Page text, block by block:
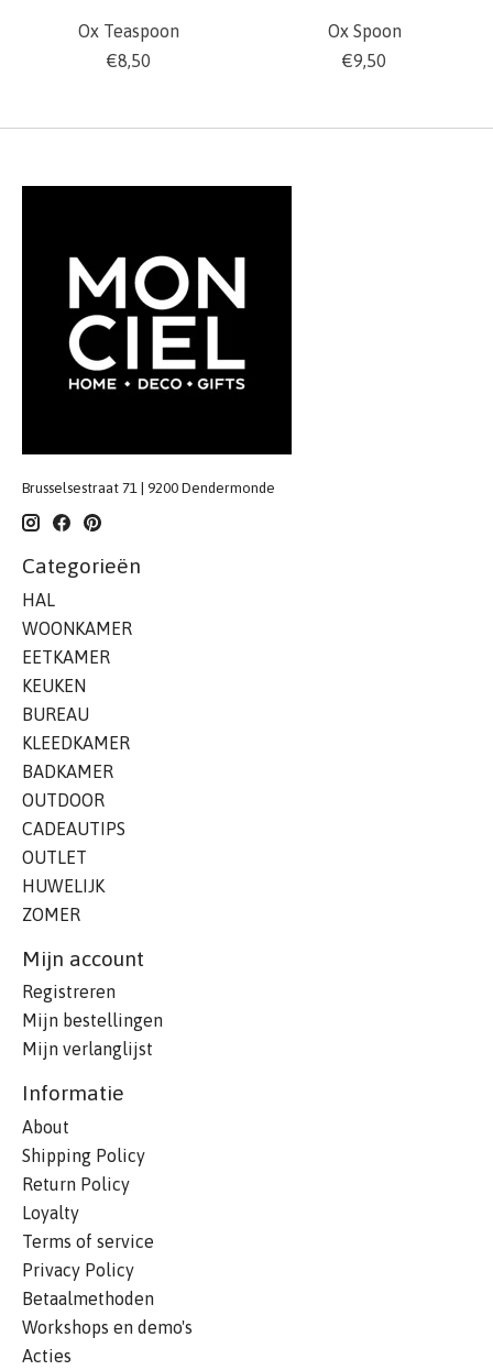
Ox Teaspoon
€8,50
Ox Spoon
€9,50
Brusselsestraat 71 | 9200 Dendermonde
Categorieën
HAL
WOONKAMER
EETKAMER
KEUKEN
BUREAU
KLEEDKAMER
BADKAMER
OUTDOOR
CADEAUTIPS
OUTLET
HUWELIJK
ZOMER
Mijn account
Registreren
Mijn bestellingen
Mijn verlanglijst
Informatie
About
Shipping Policy
Return Policy
Loyalty
Terms of service
Privacy Policy
Betaalmethoden
Workshops en demo's
Acties